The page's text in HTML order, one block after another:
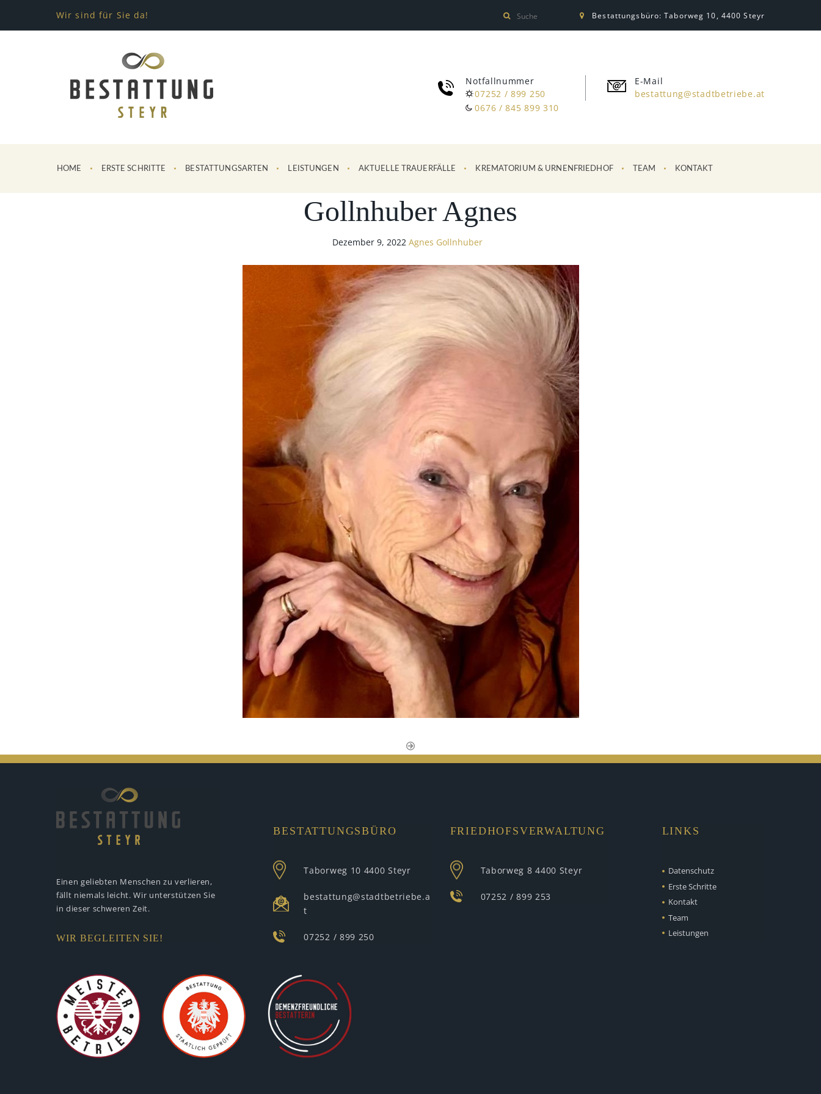
Wir sind für Sie da! Bestattungsbüro: Taborweg 10, 4400 Steyr
Notfallnummer
07252 / 899 250
0676 / 845 899 310
E-Mail
bestattung@stadtbetriebe.at
HOME ERSTE SCHRITTE BESTATTUNGSARTEN LEISTUNGEN AKTUELLE TRAUERFÄLLE KREMATORIUM & URNENFRIEDHOF TEAM KONTAKT
Gollnhuber Agnes
Dezember 9, 2022 Agnes Gollnhuber
Einen geliebten Menschen zu verlieren,
fällt niemals leicht. Wir unterstützen Sie
in dieser schweren Zeit.
WIR BEGLEITEN SIE!
BESTATTUNGSBÜRO
Taborweg 10 4400 Steyr
bestattung@stadtbetriebe.a
t
07252 / 899 250
FRIEDHOFSVERWALTUNG
Taborweg 8 4400 Steyr
07252 / 899 253
LINKS
Datenschutz
Erste Schritte
Kontakt
Team
Leistungen